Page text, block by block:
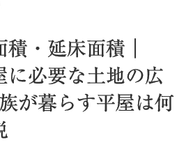
・延床面積｜
に必要な土地の広
が暮らす平屋は何